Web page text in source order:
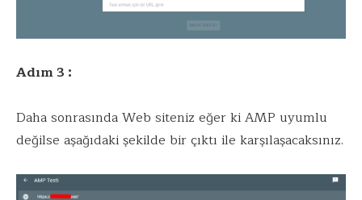
Adım 3 :
Daha sonrasında Web siteniz eğer ki AMP uyumlu
değilse aşağıdaki şekilde bir çıktı ile karşılaşacaksınız.